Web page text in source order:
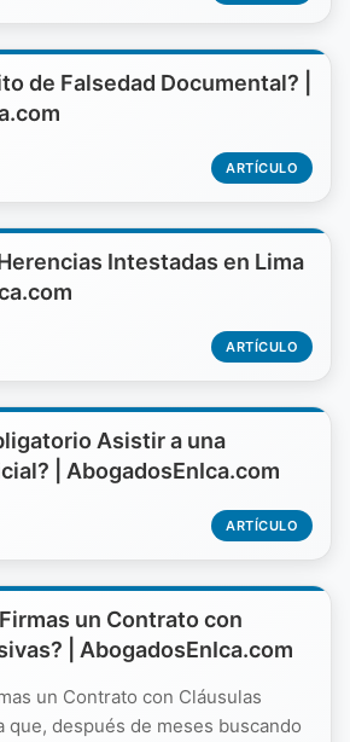
de Falsedad Documental? |
ARTÍCULO
Intestadas en Lima
ARTÍCULO
Asistir a una
| AbogadosEnIca.com
ARTÍCULO
un Contrato con
| AbogadosEnIca.com
un Contrato con Cláusulas
que, después de meses buscando